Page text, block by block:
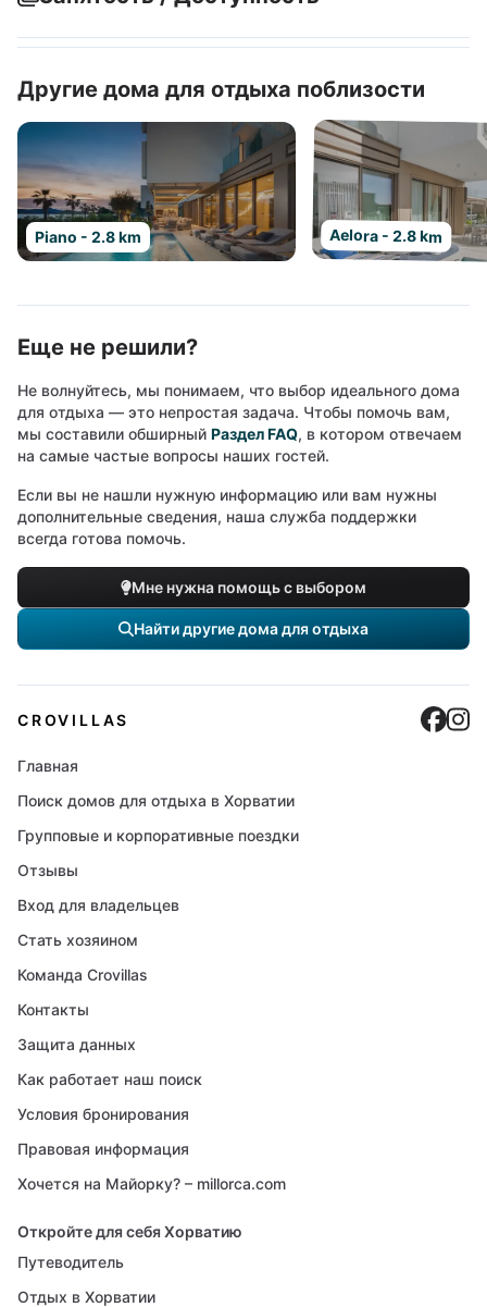
Другие дома для отдыха поблизости
Piano - 2.8 km Aelora - 2.8 km
Еще не решили?
Не волнуйтесь, мы понимаем, что выбор идеального дома
для отдыха — это непростая задача. Чтобы помочь вам,
мы составили обширный Раздел FAQ, в котором отвечаем
на самые частые вопросы наших гостей.
Если вы не нашли нужную информацию или вам нужны
дополнительные сведения, наша служба поддержки
всегда готова помочь.
Мне нужна помощь с выбором
Найти другие дома для отдыха
CROVILLAS
Главная
Поиск домов для отдыха в Хорватии
Групповые и корпоративные поездки
Отзывы
Вход для владельцев
Стать хозяином
Команда Crovillas
Контакты
Защита данных
Как работает наш поиск
Условия бронирования
Правовая информация
Хочется на Майорку? – millorca.com
Откройте для себя Хорватию
Путеводитель
Отдых в Хорватии